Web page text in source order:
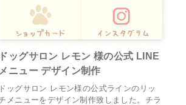
ドッグサロン レモン 様の公式 LINE
メニュー デザイン制作
ドッグサロン レモン様の公式ラインのリッ
メニューをデザイン制作致しました。チラ